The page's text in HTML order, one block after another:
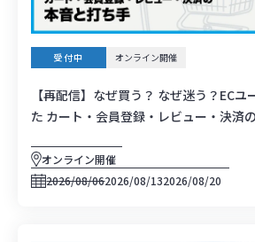
受付中 オンライン開催
【再配信】なぜ買う？ なぜ迷う？EC
た カート・会員登録・レビュー・決済
オンライン開催
2026/08/062026/08/132026/08/20